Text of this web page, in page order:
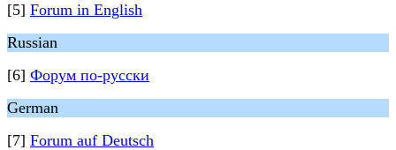
[5] Forum in English
Russian
[6] Форум по-русски
German
[7] Forum auf Deutsch